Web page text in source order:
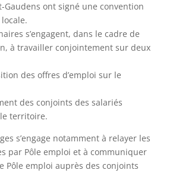
Gaudens ont signé une convention
s’engagent, dans le cadre de
à travailler conjointement sur deux
des offres d’emploi sur le
des conjoints des salariés
territoire.
s’engage notamment à relayer les
par Pôle emploi et à communiquer
Pôle emploi auprès des conjoints